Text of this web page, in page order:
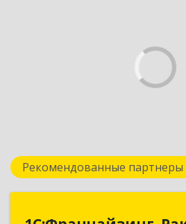
Рекомендованные партнеры